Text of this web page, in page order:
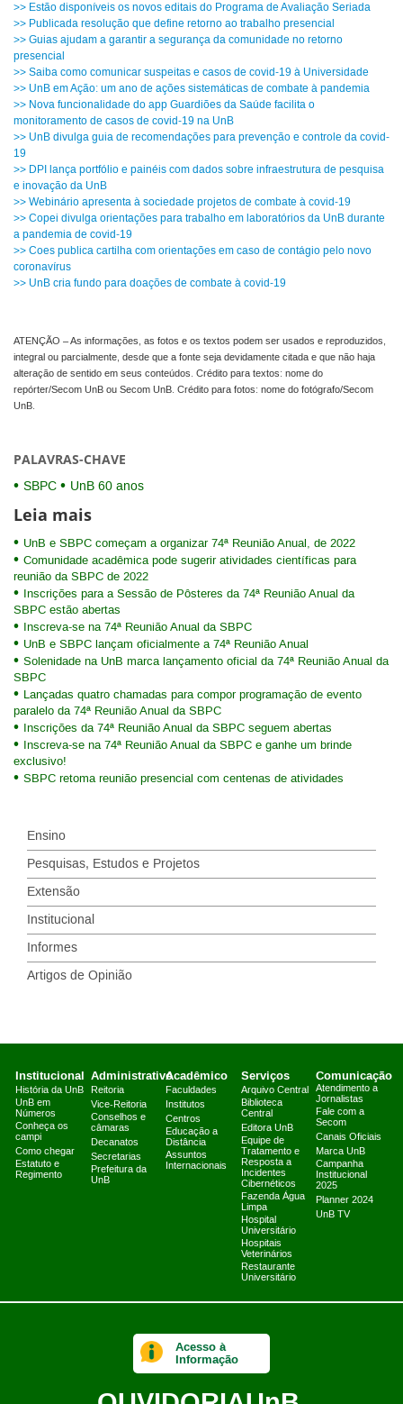
>> Estão disponíveis os novos editais do Programa de Avaliação Seriada
>> Publicada resolução que define retorno ao trabalho presencial
>> Guias ajudam a garantir a segurança da comunidade no retorno
presencial
>> Saiba como comunicar suspeitas e casos de covid-19 à Universidade
>> UnB em Ação: um ano de ações sistemáticas de combate à pandemia
>> Nova funcionalidade do app Guardiões da Saúde facilita o
monitoramento de casos de covid-19 na UnB
>> UnB divulga guia de recomendações para prevenção e controle da covid-
19
>> DPI lança portfólio e painéis com dados sobre infraestrutura de pesquisa
e inovação da UnB
>> Webinário apresenta à sociedade projetos de combate à covid-19
>> Copei divulga orientações para trabalho em laboratórios da UnB durante
a pandemia de covid-19
>> Coes publica cartilha com orientações em caso de contágio pelo novo
coronavírus
>> UnB cria fundo para doações de combate à covid-19
ATENÇÃO – As informações, as fotos e os textos podem ser usados e reproduzidos,
integral ou parcialmente, desde que a fonte seja devidamente citada e que não haja
alteração de sentido em seus conteúdos. Crédito para textos: nome do
repórter/Secom UnB ou Secom UnB. Crédito para fotos: nome do fotógrafo/Secom
UnB.
PALAVRAS-CHAVE
SBPC UnB 60 anos
Leia mais
UnB e SBPC começam a organizar 74ª Reunião Anual, de 2022
Comunidade acadêmica pode sugerir atividades científicas para
reunião da SBPC de 2022
Inscrições para a Sessão de Pôsteres da 74ª Reunião Anual da
SBPC estão abertas
Inscreva-se na 74ª Reunião Anual da SBPC
UnB e SBPC lançam oficialmente a 74ª Reunião Anual
Solenidade na UnB marca lançamento oficial da 74ª Reunião Anual da
SBPC
Lançadas quatro chamadas para compor programação de evento
paralelo da 74ª Reunião Anual da SBPC
Inscrições da 74ª Reunião Anual da SBPC seguem abertas
Inscreva-se na 74ª Reunião Anual da SBPC e ganhe um brinde
exclusivo!
SBPC retoma reunião presencial com centenas de atividades
Ensino
Pesquisas, Estudos e Projetos
Extensão
Institucional
Informes
Artigos de Opinião
Institucional
História da UnB
UnB em
Números
Conheça os
campi
Como chegar
Estatuto e
Regimento
Administrativo
Reitoria
Vice-Reitoria
Conselhos e
câmaras
Decanatos
Secretarias
Prefeitura da
UnB
Acadêmico
Faculdades
Institutos
Centros
Educação a
Distância
Assuntos
Internacionais
Serviços
Arquivo Central
Biblioteca
Central
Editora UnB
Equipe de
Tratamento e
Resposta a
Incidentes
Cibernéticos
Fazenda Água
Limpa
Hospital
Universitário
Hospitais
Veterinários
Restaurante
Universitário
Comunicação
Atendimento a
Jornalistas
Fale com a
Secom
Canais Oficiais
Marca UnB
Campanha
Institucional
2025
Planner 2024
UnB TV
Acesso à
Informação